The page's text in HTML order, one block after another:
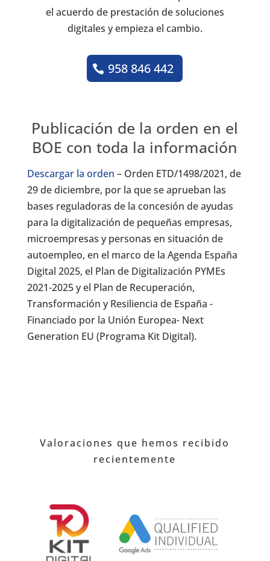
el acuerdo de prestación de soluciones
digitales y empieza el cambio.
958 846 442
Publicación de la orden en el
BOE con toda la información
Descargar la orden – Orden ETD/1498/2021, de
29 de diciembre, por la que se aprueban las
bases reguladoras de la concesión de ayudas
para la digitalización de pequeñas empresas,
microempresas y personas en situación de
autoempleo, en el marco de la Agenda España
Digital 2025, el Plan de Digitalización PYMEs
2021-2025 y el Plan de Recuperación,
Transformación y Resiliencia de España -
Financiado por la Unión Europea- Next
Generation EU (Programa Kit Digital).
Valoraciones que hemos recibido
recientemente